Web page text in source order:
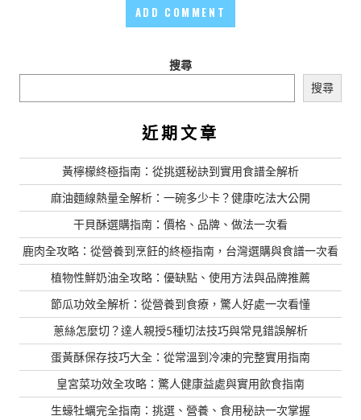
搜尋
搜尋
近期文章
黃檸檬終極指南：從挑選秘訣到實用食譜全解析
麻油麵線熱量全解析：一碗多少卡？健康吃法大公開
干貝酥選購指南：價格、品牌、做法一次看
鹿肉全攻略：從營養到烹飪的終極指南，台灣選購與食譜一次看
植物性鮮奶油全攻略：優缺點、使用方法與品牌推薦
節瓜功效全解析：從營養到食療，驚人好處一次看懂
蔥絲怎麼切？達人親授5種切法技巧與常見錯誤解析
蛋黃酥保存技巧大全：從常溫到冷凍的完整實用指南
皇宮菜功效全攻略：驚人健康益處與實用飲食指南
生蠔牡蠣完全指南：挑選、營養、食用秘訣一次掌握